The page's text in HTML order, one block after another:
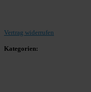
Vertrag widerrufen
Kategorien: